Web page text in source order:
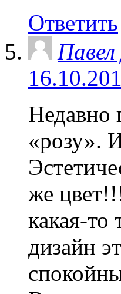
Ответить
Недавно
«розу».
же
какая-
дизайн